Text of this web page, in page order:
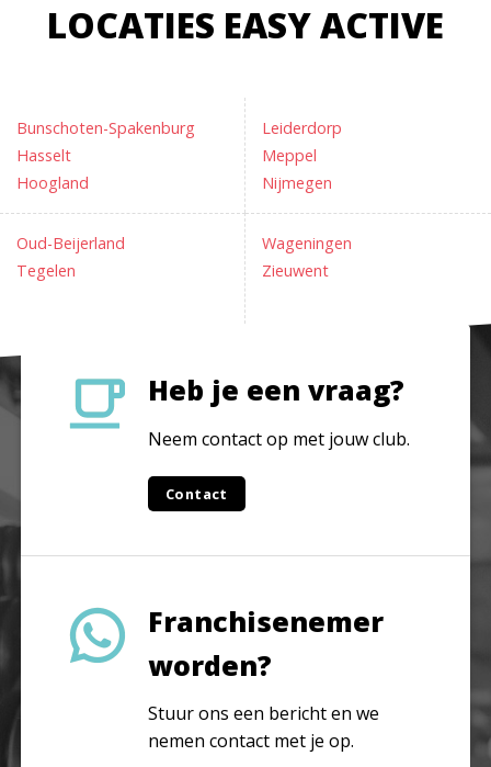
LOCATIES EASY ACTIVE
Bunschoten-Spakenburg
Hasselt
Hoogland
Leiderdorp
Meppel
Nijmegen
Oud-Beijerland
Tegelen
Wageningen
Zieuwent
Heb je een vraag?
Neem contact op met jouw club.
Contact
Franchisenemer
worden?
Stuur ons een bericht en we
nemen contact met je op.